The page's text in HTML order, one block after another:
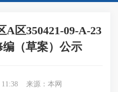
区350421-09-A-23
（草案）公示
来源：本网